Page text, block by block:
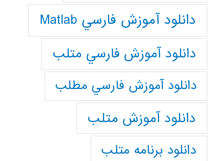
دانلود آموزش فارسي Matlab
دانلود آموزش فارسي متلب
دانلود آموزش فارسي مطلب
دانلود آموزش متلب
دانلود برنامه متلب